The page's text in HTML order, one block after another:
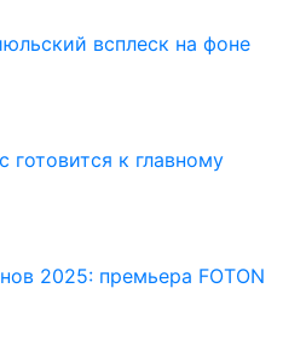
всплеск на фоне
к главному
2025: премьера FOTON